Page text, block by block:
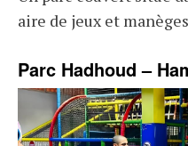
aire de jeux et
Parc Hadhoud –